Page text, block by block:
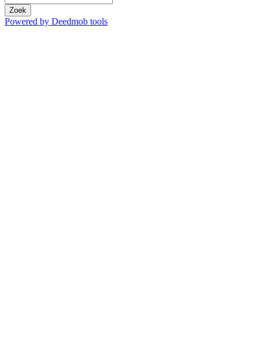
Zoek
Powered by Deedmob tools